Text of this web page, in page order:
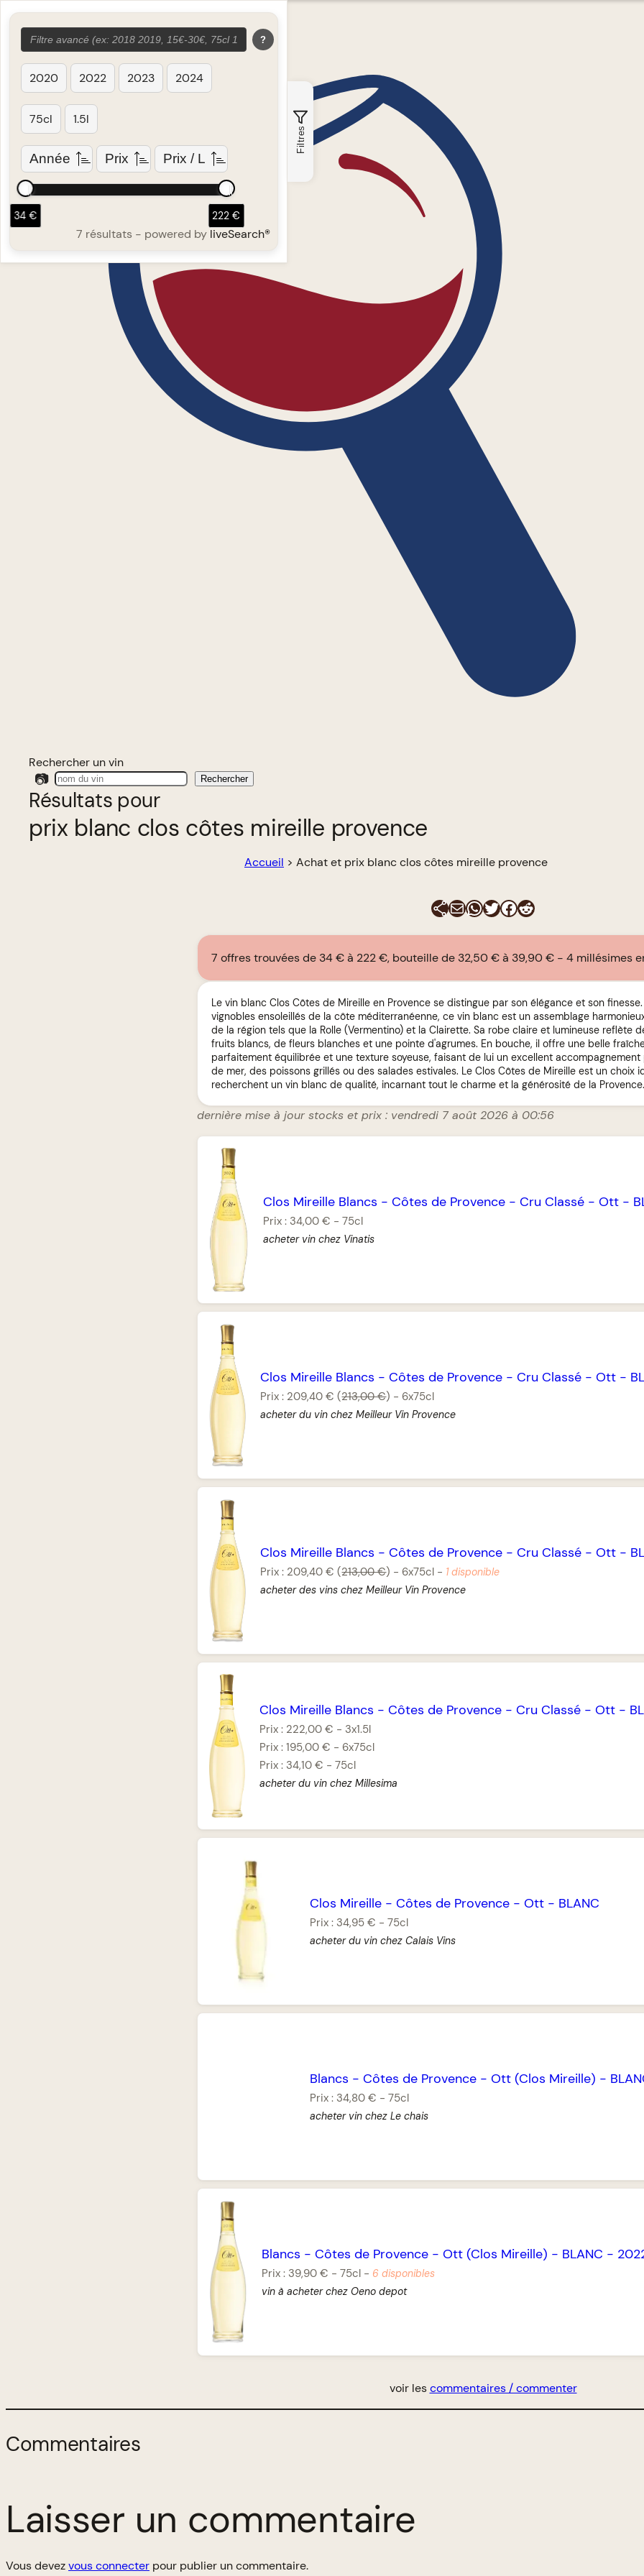
Rechercher un vin
📷 Rechercher
Résultats pour
prix blanc clos côtes mireille provence
Accueil > Achat et prix blanc clos côtes mireille provence
E-mailWhatsApp
Twitter
Facebook
Reddit
7 offres trouvées de 34 € à 222 €, bouteille de 32,50 € à 39,90 € 4 millésimes
Le vin blanc Clos Côtes de Mireille en Provence se distingue par son élégance et son
vignobles ensoleillés de la côte méditerranéenne, ce vin blanc est un assemblage
de la région tels que la Rolle (Vermentino) et la Clairette. Sa robe claire et lumineuse reflète
fruits blancs, de fleurs blanches et une pointe d'agrumes. En bouche, il offre une belle
parfaitement équilibrée et une texture soyeuse, faisant de lui un excellent
de mer, des poissons grillés ou des salades estivales. Le Clos Côtes de Mireille est un choix
recherchent un vin blanc de qualité, incarnant tout le charme et la générosité de la Provence.
dernière mise à jour stocks et prix : vendredi 7 août 2026 à 00:56
Clos Mireille Blancs - Côtes de Provence - Cru Classé - Ott -
Prix : 34,00 € -75cl
acheter vin chez Vinatis
Clos Mireille Blancs - Côtes de Provence - Cru Classé - Ott -
Prix : 209,40 € (213,00 €) - 6x75cl
acheter du vin chez Meilleur Vin Provence
Clos Mireille Blancs - Côtes de Provence - Cru Classé - Ott -
Prix : 209,40 € (213,00 €) - 6x75cl - 1 disponible
acheter des vins chez Meilleur Vin Provence
Clos Mireille Blancs - Côtes de Provence - Cru Classé - Ott -
Prix : 222,00 € - 3x1.5l
Prix :195,00 € - 6x75cl
Prix : 34,10 € -75cl
acheter du vin chez Millesima
Clos Mireille- Côtes de Provence- Ott- BLANC
Prix : 34,95 € - 75cl
acheter du vin chez Calais Vins
Blancs - Côtes de Provence- Ott (Clos Mireille) -
Prix : 34,80 € - 75cl
acheter vin chez Le chais
Blancs - Côtes de Provence - Ott (Clos Mireille) - BLANC -
Prix : 39,90 € -75cl - 6 disponibles
vin à acheter chez Oeno depot
voir lescommentaires / commenter
Commentaires
Laisser un commentaire
Vous devezvous connecter pour publier un commentaire.
?
7 résultats - powered by liveSearch®
2020 2022 2023 2024
75cl 1.5l
34 € 222 €
Année Prix Prix / L
Filtres